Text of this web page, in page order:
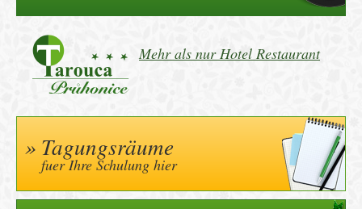
Mehr als nur Hotel Restaurant
Tagungsräume
fuer Ihre Schulung hier